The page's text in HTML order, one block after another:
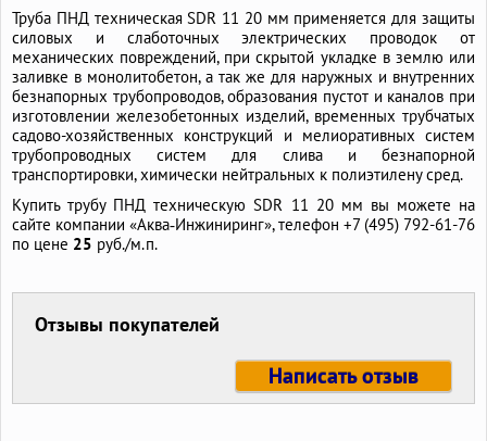
Труба ПНД техническая SDR 11 20 мм применяется для защиты
силовых и слаботочных электрических проводок от
механических повреждений, при скрытой укладке в землю или
заливке в монолитобетон, а так же для наружных и внутренних
безнапорных трубопроводов, образования пустот и каналов при
изготовлении железобетонных изделий, временных трубчатых
садово-хозяйственных конструкций и мелиоративных систем
трубопроводных систем для слива и безнапорной
транспортировки, химически нейтральных к полиэтилену сред.
Купить трубу ПНД техническую SDR 11 20 мм вы можете на
сайте компании «Аква‑Инжиниринг», телефон +7 (495) 792-61-76
по цене 25 руб./м.п.
Отзывы покупателей
Написать отзыв